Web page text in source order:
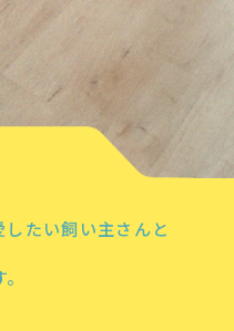
たい飼い主さんと